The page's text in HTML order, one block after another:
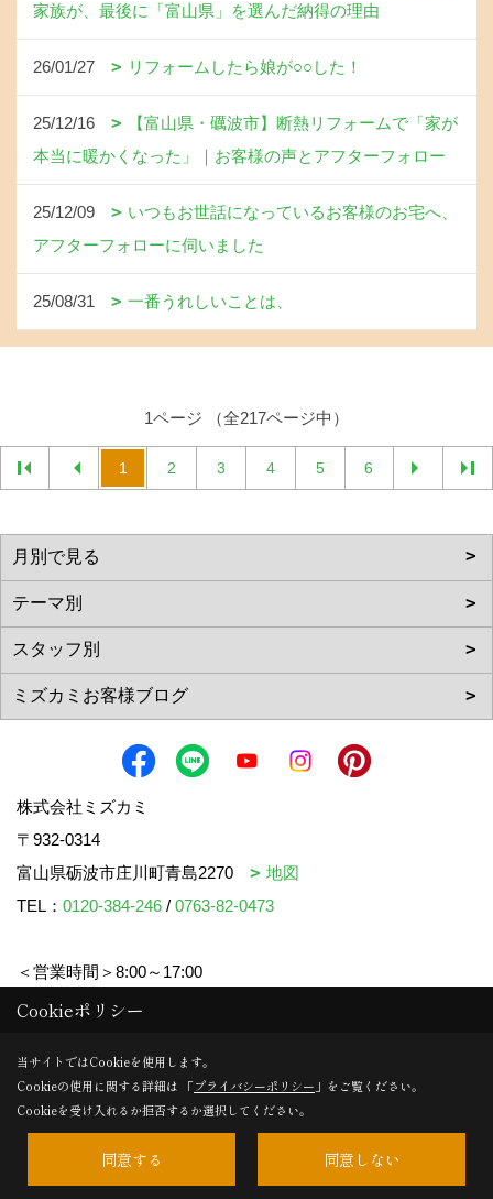
家族が、最後に「富山県」を選んだ納得の理由
26/01/27 リフォームしたら娘が○○した！
25/12/16
【富山県・礪波市】断熱リフォームで「家が
本当に暖かくなった」｜お客様の声とアフターフォロー
25/12/09
いつもお世話になっているお客様のお宅へ、
アフターフォローに伺いました
25/08/31 一番うれしいことは、
1ページ （全217ページ中）
1 2 3 4 5 6
株式会社ミズカミ
〒932-0314
富山県砺波市庄川町青島2270
地図
TEL： 0120-384-246 / 0763-82-0473
＜営業時間＞8:00～17:00
＜定休日＞水曜日・祝日
Copyright (c) mizukami. All Rights Reserved.
Cookieポリシー
当サイトではCookieを使用します。
Cookieの使用に関する詳細は 「プライバシーポリシー 」をご覧ください。
Cookieを受け入れるか拒否するか選択してください。
同意する 同意しない